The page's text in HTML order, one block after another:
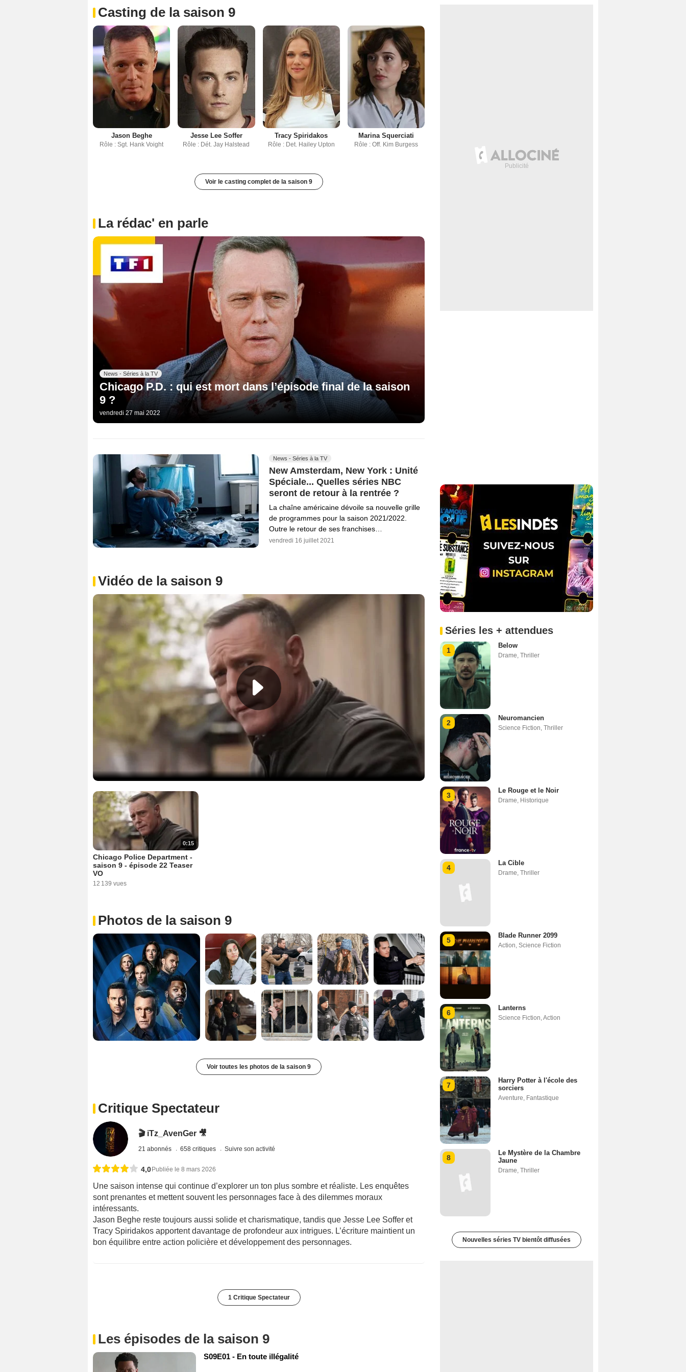
Casting de la saison 9
Jason Beghe
Rôle : Sgt. Hank Voight
Jesse Lee Soffer
Rôle : Dét. Jay Halstead
Tracy Spiridakos
Rôle : Det. Hailey Upton
Marina Squerciati
Rôle : Off. Kim Burgess
Voir le casting complet de la saison 9
La rédac' en parle
News - Séries à la TV
Chicago P.D. : qui est mort dans l’épisode final de la saison
9 ?
vendredi 27 mai 2022
News - Séries à la TV
New Amsterdam, New York : Unité
Spéciale... Quelles séries NBC
seront de retour à la rentrée ?
La chaîne américaine dévoile sa nouvelle grille
de programmes pour la saison 2021/2022.
Outre le retour de ses franchises…
vendredi 16 juillet 2021
Vidéo de la saison 9
0:15
Chicago Police Department -
saison 9 - épisode 22 Teaser
VO
12 139 vues
Photos de la saison 9
Voir toutes les photos de la saison 9
Critique Spectateur
🎬 iTz_AvenGer 🎥
21 abonnés 658 critiques Suivre son activité
4,0Publiée le 8 mars 2026
Une saison intense qui continue d’explorer un ton plus sombre et réaliste. Les enquêtes
sont prenantes et mettent souvent les personnages face à des dilemmes moraux
intéressants.
Jason Beghe reste toujours aussi solide et charismatique, tandis que Jesse Lee Soffer et
Tracy Spiridakos apportent davantage de profondeur aux intrigues. L’écriture maintient un
bon équilibre entre action policière et développement des personnages.
1 Critique Spectateur
Les épisodes de la saison 9
S09E01 - En toute illégalité
Séries les + attendues
1
Below
Drame Thriller
2
Neuromancien
Science Fiction Thriller
3
Le Rouge et le Noir
Drame Historique
4
La Cible
Drame Thriller
5
Blade Runner 2099
Action Science Fiction
6
Lanterns
Science Fiction Action
7
Harry Potter à l'école des
sorciers
Aventure Fantastique
8
Le Mystère de la Chambre
Jaune
Drame Thriller
Nouvelles séries TV bientôt diffusées